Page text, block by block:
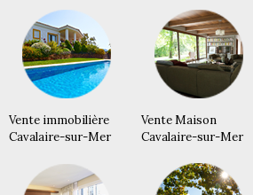
Vente immobilière
Cavalaire-sur-Mer
Vente Maison
Cavalaire-sur-Mer